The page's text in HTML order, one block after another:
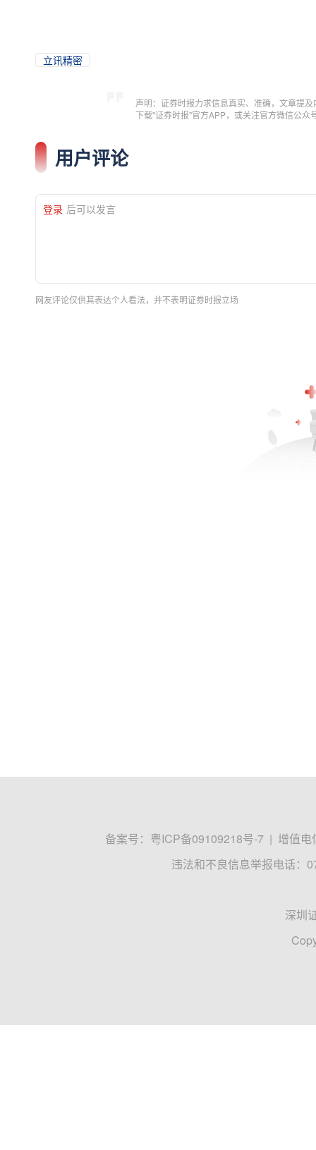
立讯精密
声明：证券时报力求信息真实、准确，文章提
下载"证券时报"官方APP，或关注官方微信公
用户评论
登录 后可以发言
网友评论仅供其表达个人看法，并不表明证券时报立场
备案号： 粤ICP备09109218号-7 | 增值电
违法和不良信息举报电话：
深圳